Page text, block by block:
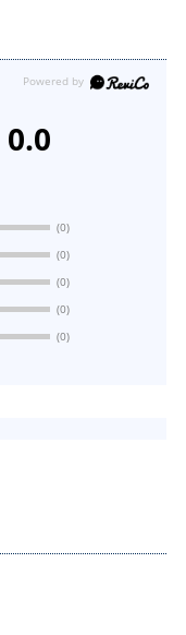
0.0
(0)
(0)
(0)
(0)
(0)